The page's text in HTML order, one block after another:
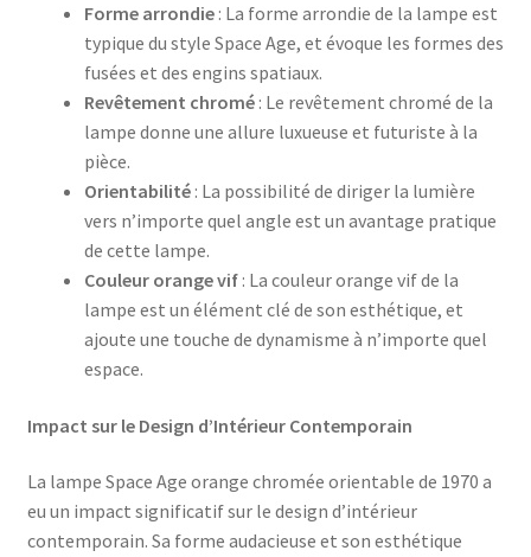
Forme arrondie: La forme arrondie de la lampe est
typique du style Space Age, et évoque les formes des
fusées et des engins spatiaux.
Revêtement chromé: Le revêtement chromé de la
lampe donne une allure luxueuse et futuriste à la
pièce.
Orientabilité: La possibilité de diriger la lumière
vers n’importe quel angle est un avantage pratique
de cette lampe.
Couleur orange vif: La couleur orange vif de la
lampe est un élément clé de son esthétique, et
ajoute une touche de dynamisme à n’importe quel
espace.
Impact sur le Design d’Intérieur Contemporain
La lampe Space Age orange chromée orientable de 1970 a
eu un impact significatif sur le design d’intérieur
contemporain. Sa forme audacieuse et son esthétique